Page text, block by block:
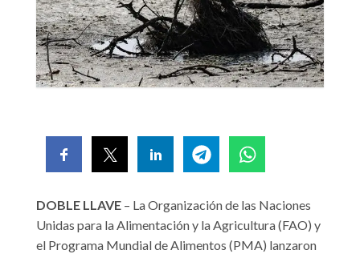
DOBLE LLAVE – La Organización de las Naciones
Unidas para la Alimentación y la Agricultura (FAO) y
el Programa Mundial de Alimentos (PMA) lanzaron